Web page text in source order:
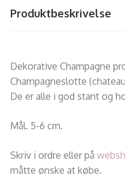
Produktbeskrivelse
Dekorative Champagne
Champagneslotte
De er alle i god stant og
Mål. 5-6 cm.
Skriv i ordre eller på
måtte ønske at købe.